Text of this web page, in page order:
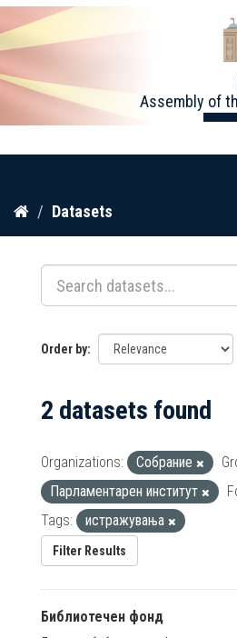
Skip
content
Assembly of
Datasets
Order by
2 datasets found
Organizations: Собрание
Парламентарен институт
Tags:
истражувања
Filter Results
Библиотечен фонд